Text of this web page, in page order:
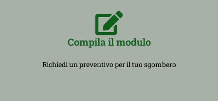
Compila il modulo
Richiedi un preventivo per il tuo sgombero